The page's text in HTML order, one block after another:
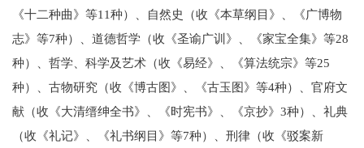
《十二种曲》等11种）、自然史（收《本草纲目》、《广博物
志》等7种）、道德哲学（收《圣谕广训》、《家宝全集》等28
种）、哲学、科学及艺术（收《易经》、《算法统宗》等25
种）、古物研究（收《博古图》、《古玉图》等4种）、官府文
献（收《大清缙绅全书》、《时宪书》、《京抄》3种）、礼典
（收《礼记》、《礼书纲目》等7种）、刑律（收《驳案新